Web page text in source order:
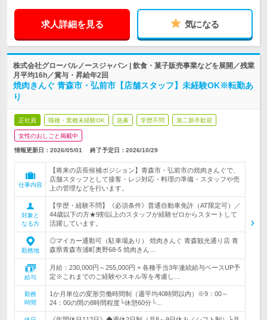
求人詳細を見る 気になる
株式会社グローバルノースジャパン | 飲食・菓子販売事業などを展開／残業
月平均16h／賞与・昇給年2回
焼肉きんぐ 青森市・弘前市【店舗スタッフ】未経験OK※転勤あ
り
正社員 職種・業種未経験OK 急募 学歴不問 第二新卒歓迎
女性のおしごと掲載中
情報更新日：2026/05/01 終了予定日： 2026/10/29
仕事内容
【将来の店長候補ポジション】青森市・弘前市の焼肉きんぐで、
店舗スタッフとして接客・レジ対応・料理の準備・スタッフや売
上の管理などを行います。
対象と
なる方
【学歴・経験不問】《必須条件》普通自動車免許（AT限定可）／
44歳以下の方★9割以上のスタッフが経験ゼロからスタートして
活躍しています。
勤務地
◎マイカー通勤可（駐車場あり） 焼肉きんぐ 青森観光通り店 青
森県青森市浦町奥野68-5 焼肉きん…
給与
月給：230,000円～255,000円 + 各種手当3年連続給与ベースUP予
定※これまでのご経験やスキル等を考慮し…
勤務
時間
1か月単位の変形労働時間制（週平均40時間以内）※9：00～
24：00の間の8時間程度└休憩60分└…